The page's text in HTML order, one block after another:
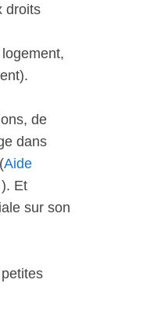
droits
de
dans
Aide
Et
sur son